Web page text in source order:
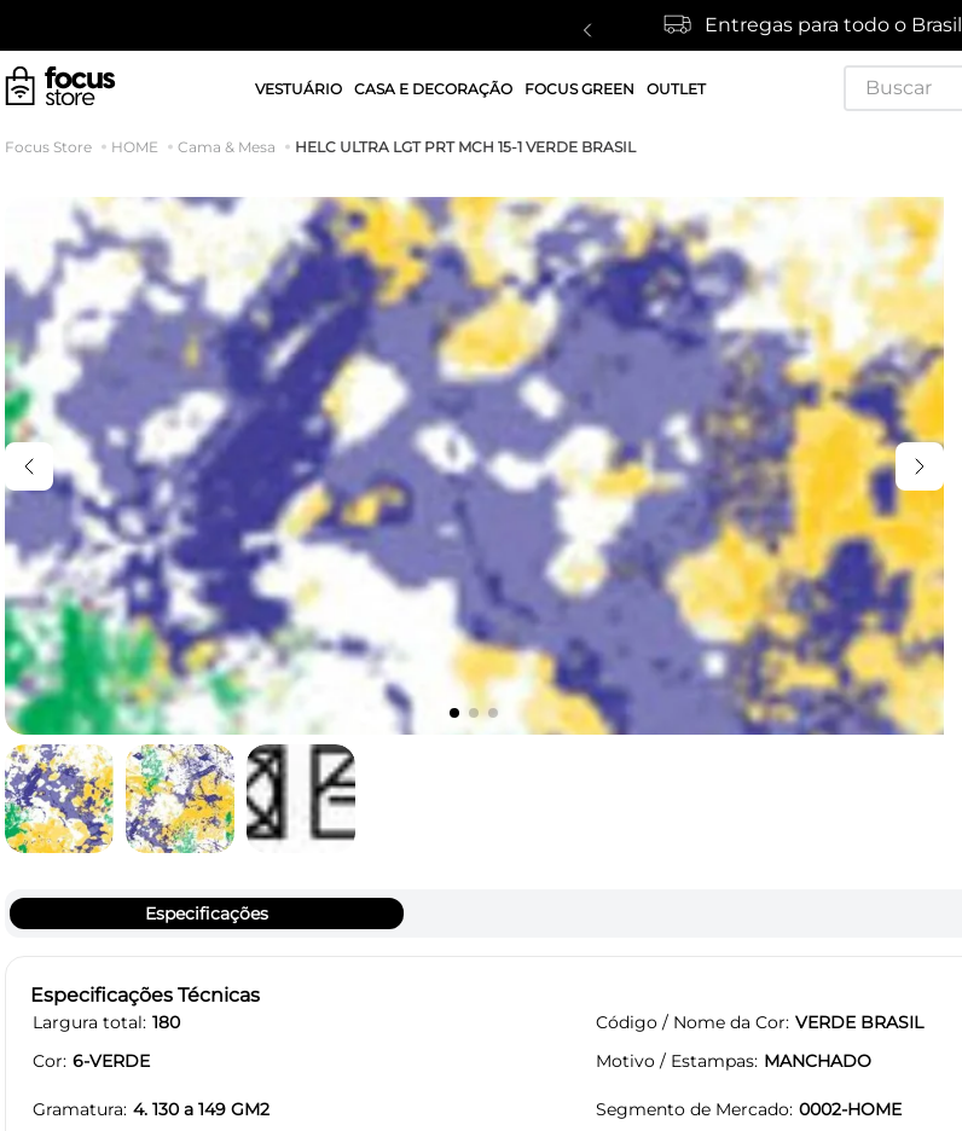
Entregas para todo o Brasil
VESTUÁRIO CASA E DECORAÇÃO FOCUS GREEN OUTLET
Buscar
HOME Cama & Mesa HELC ULTRA LGT PRT MCH 15-1 VERDE BRASIL
Especificações
Especificações Técnicas
Largura total 180 Código / Nome da Cor VERDE BRASIL
Cor 6-VERDE Motivo / Estampas MANCHADO
Gramatura 4. 130 a 149 GM2 Segmento de Mercado 0002-HOME